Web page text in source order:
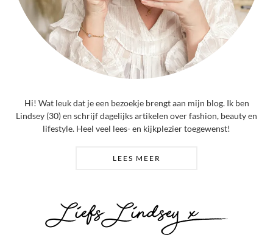
Hi! Wat leuk dat je een bezoekje brengt aan mijn blog. Ik ben
Lindsey (30) en schrijf dagelijks artikelen over fashion, beauty en
lifestyle. Heel veel lees- en kijkplezier toegewenst!
LEES MEER